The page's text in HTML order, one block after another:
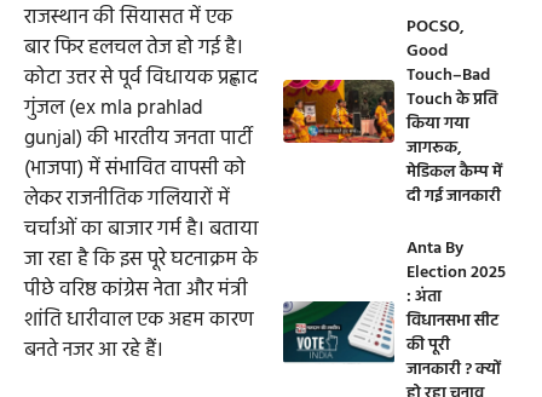
राजस्थान की सियासत में एक
बार फिर हलचल तेज हो गई है।
कोटा उत्तर से पूर्व विधायक प्रह्लाद
गुंजल (ex mla prahlad
gunjal) की भारतीय जनता पार्टी
(भाजपा) में संभावित वापसी को
लेकर राजनीतिक गलियारों में
चर्चाओं का बाजार गर्म है। बताया
जा रहा है कि इस पूरे घटनाक्रम के
पीछे वरिष्ठ कांग्रेस नेता और मंत्री
शांति धारीवाल एक अहम कारण
बनते नजर आ रहे हैं।
POCSO,
Good
Touch–Bad
Touch के प्रति
किया गया
जागरूक,
मेडिकल कैम्प में
दी गई जानकारी
Anta By
Election 2025
: अंता
विधानसभा सीट
की पूरी
जानकारी ? क्यों